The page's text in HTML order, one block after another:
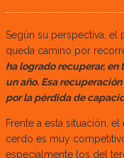
Según su perspectiva, el
queda camino por
ha logrado recuperar, en
un año. Esa
por la pérdida de
Frente a esta situación,
cerdo es muy
especialmente los del